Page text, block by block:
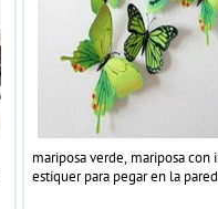
mariposa verde, mariposa con
estiquer para pegar en la